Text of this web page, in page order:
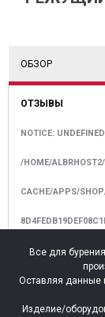
ОБЗОР
ОТЗЫВЫ
NOTICE:
/HOME/
CACHE/APPS/
LINE115
NOTICE: TRYING
Для того,
Все для
Оставляя данные
Изделие/